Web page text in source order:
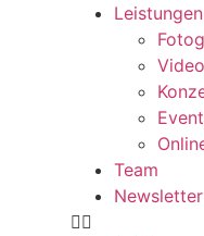
Leistungen
Event
Team
Newsletter